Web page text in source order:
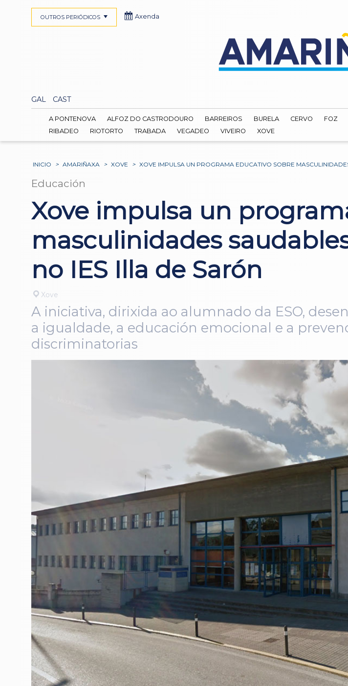
GAL CAST
OUTROS PERIÓDICOS Axenda
A PONTENOVA ALFOZ DO CASTRODOURO BARREIROS BURELA CERVO FOZ
RIBADEO
RIOTORTO TRABADA VEGADEO VIVEIRO XOVE
INICIO > AMARIÑAXA > XOVE > XOVE IMPULSA UN PROGRAMA EDUCATIVO SOBRE
Educación
Xove impulsa un
masculinidades
no IES Illa de Sarón
Xove
A iniciativa, dirixida ao alumnado da ESO,
a igualdade, a educación emocional e a
discriminatorias